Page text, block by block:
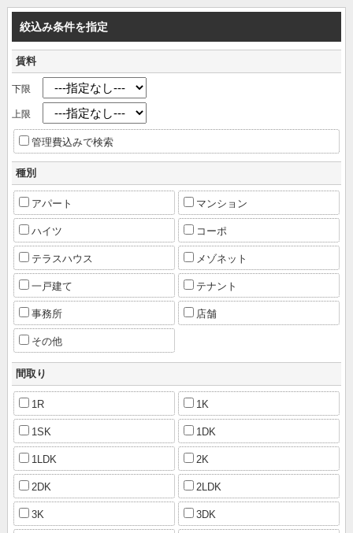
絞込み条件を指定
賃料
下限
上限
管理費込みで検索
種別
アパート マンション
ハイツ コーポ
テラスハウス メゾネット
一戸建て テナント
事務所 店舗
その他
間取り
1R 1K
1SK 1DK
1LDK 2K
2DK 2LDK
3K 3DK